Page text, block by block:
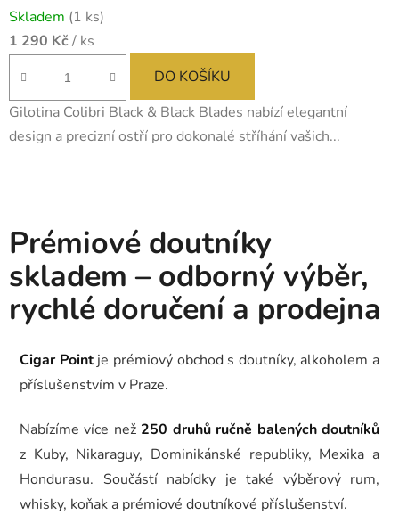
Skladem (1 ks)
1 290 Kč/ ks
DO KOŠÍKU
Gilotina Colibri Black & Black Blades nabízí elegantní
design a precizní ostří pro dokonalé stříhání vašich...
Prémiové doutníky
skladem – odborný výběr,
rychlé doručení a prodejna
Cigar Pointje prémiový obchod s doutníky, alkoholem a
příslušenstvím v Praze.
Nabízíme více než 250 druhů ručně balených doutníků
z Kuby, Nikaraguy, Dominikánské republiky, Mexika a
Hondurasu. Součástí nabídky je také výběrový rum,
whisky, koňak a prémiové doutníkové příslušenství.